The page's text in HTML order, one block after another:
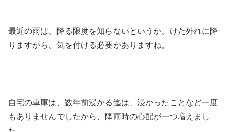
最近の雨は、降る限度を知らないというか、けた外れに降
りますから、気を付ける必要がありますね。
自宅の車庫は、数年前浸かる迄は、浸かったことなど一度
もありませんでしたから、降雨時の心配が一つ増えまし